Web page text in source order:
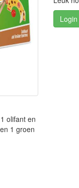
olifant en
1 groen